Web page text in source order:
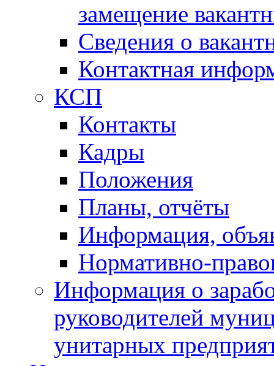
замещение
Сведения о
Контактная
КСП
Контакты
Кадры
Положения
Планы, отчёты
Информация,
Нормативно-
Информация о
руководителей
унитарных